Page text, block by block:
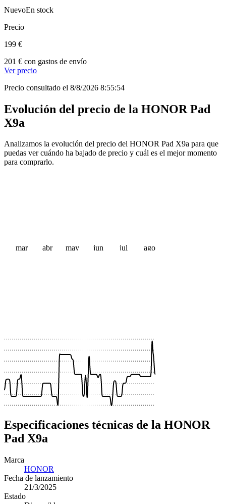
NuevoEn stock
Precio
199 €
201 € con gastos de envío
Ver precio
Precio consultado el 8/8/2026 8:55:54
Evolución del precio de la HONOR Pad
X9a
Analizamos la evolución del precio del HONOR Pad X9a para que
puedas ver cuándo ha bajado de precio y cuál es el mejor momento
para comprarlo.
mar abr may jun jul ago
Especificaciones técnicas de la HONOR
Pad X9a
Marca
HONOR
Fecha de lanzamiento
21/3/2025
Estado